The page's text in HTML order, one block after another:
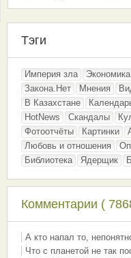
Тэги
Империя зла Экономика
Закона.Нет
Мнения
В Казахстане
HotNews
Скандалы
Фотоотчёты
Картинки
Любовь и отношения
Библиотека
Ядерщик
Комментарии (
А кто напал то,
Что с планетой не так